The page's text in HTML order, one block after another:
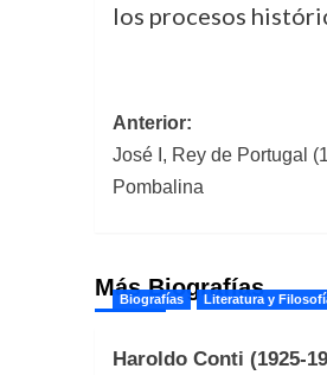
los procesos
Navegación
de
Anterior:
José I, Rey de Portugal
Pombalina
Más Biografías
Biografías Literatura y
Haroldo Conti (1925-